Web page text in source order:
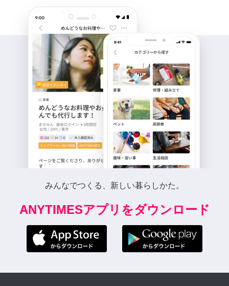
みんなでつくる、新しい暮らしかた。
ANYTIMESアプリをダウンロード